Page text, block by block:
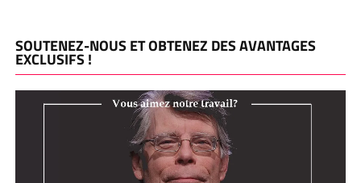
SOUTENEZ-NOUS ET OBTENEZ DES AVANTAGES
EXCLUSIFS !